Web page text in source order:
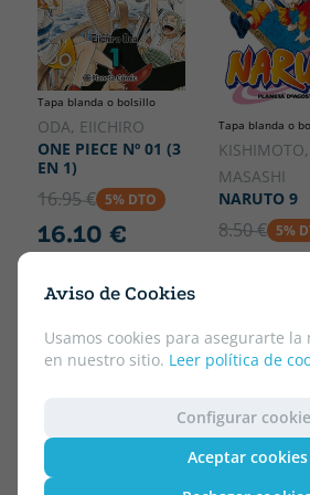
Aviso de Cookies
Usamos cookies para asegurarte
en nuestro sitio. Leer política de
Configurar
Aceptar cookies
Tapa blanda o bolsillo
ODA, EIICHIRO
ONE PIECE Nº 01 (3
EN 1)
16.95 € 5% DTO
16.10 €
Tapa blanda o
KISHIMOTO,
MASASHI
NARUTO 9
8.50 € 5%